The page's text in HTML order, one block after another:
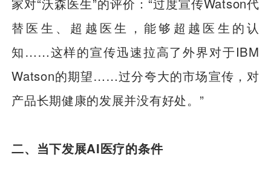
替医生、超越医生，能够超越医生的认
知……这样的宣传迅速拉高了外界对于IBM
Watson的期望……过分夸大的市场宣传，对
产品长期健康的发展并没有好处。”
二、当下发展AI医疗的条件